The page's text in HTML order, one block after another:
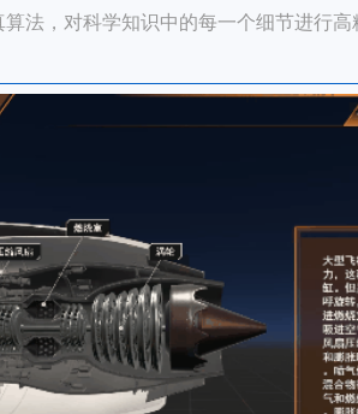
法，对科学知识中的每一个细节进行高